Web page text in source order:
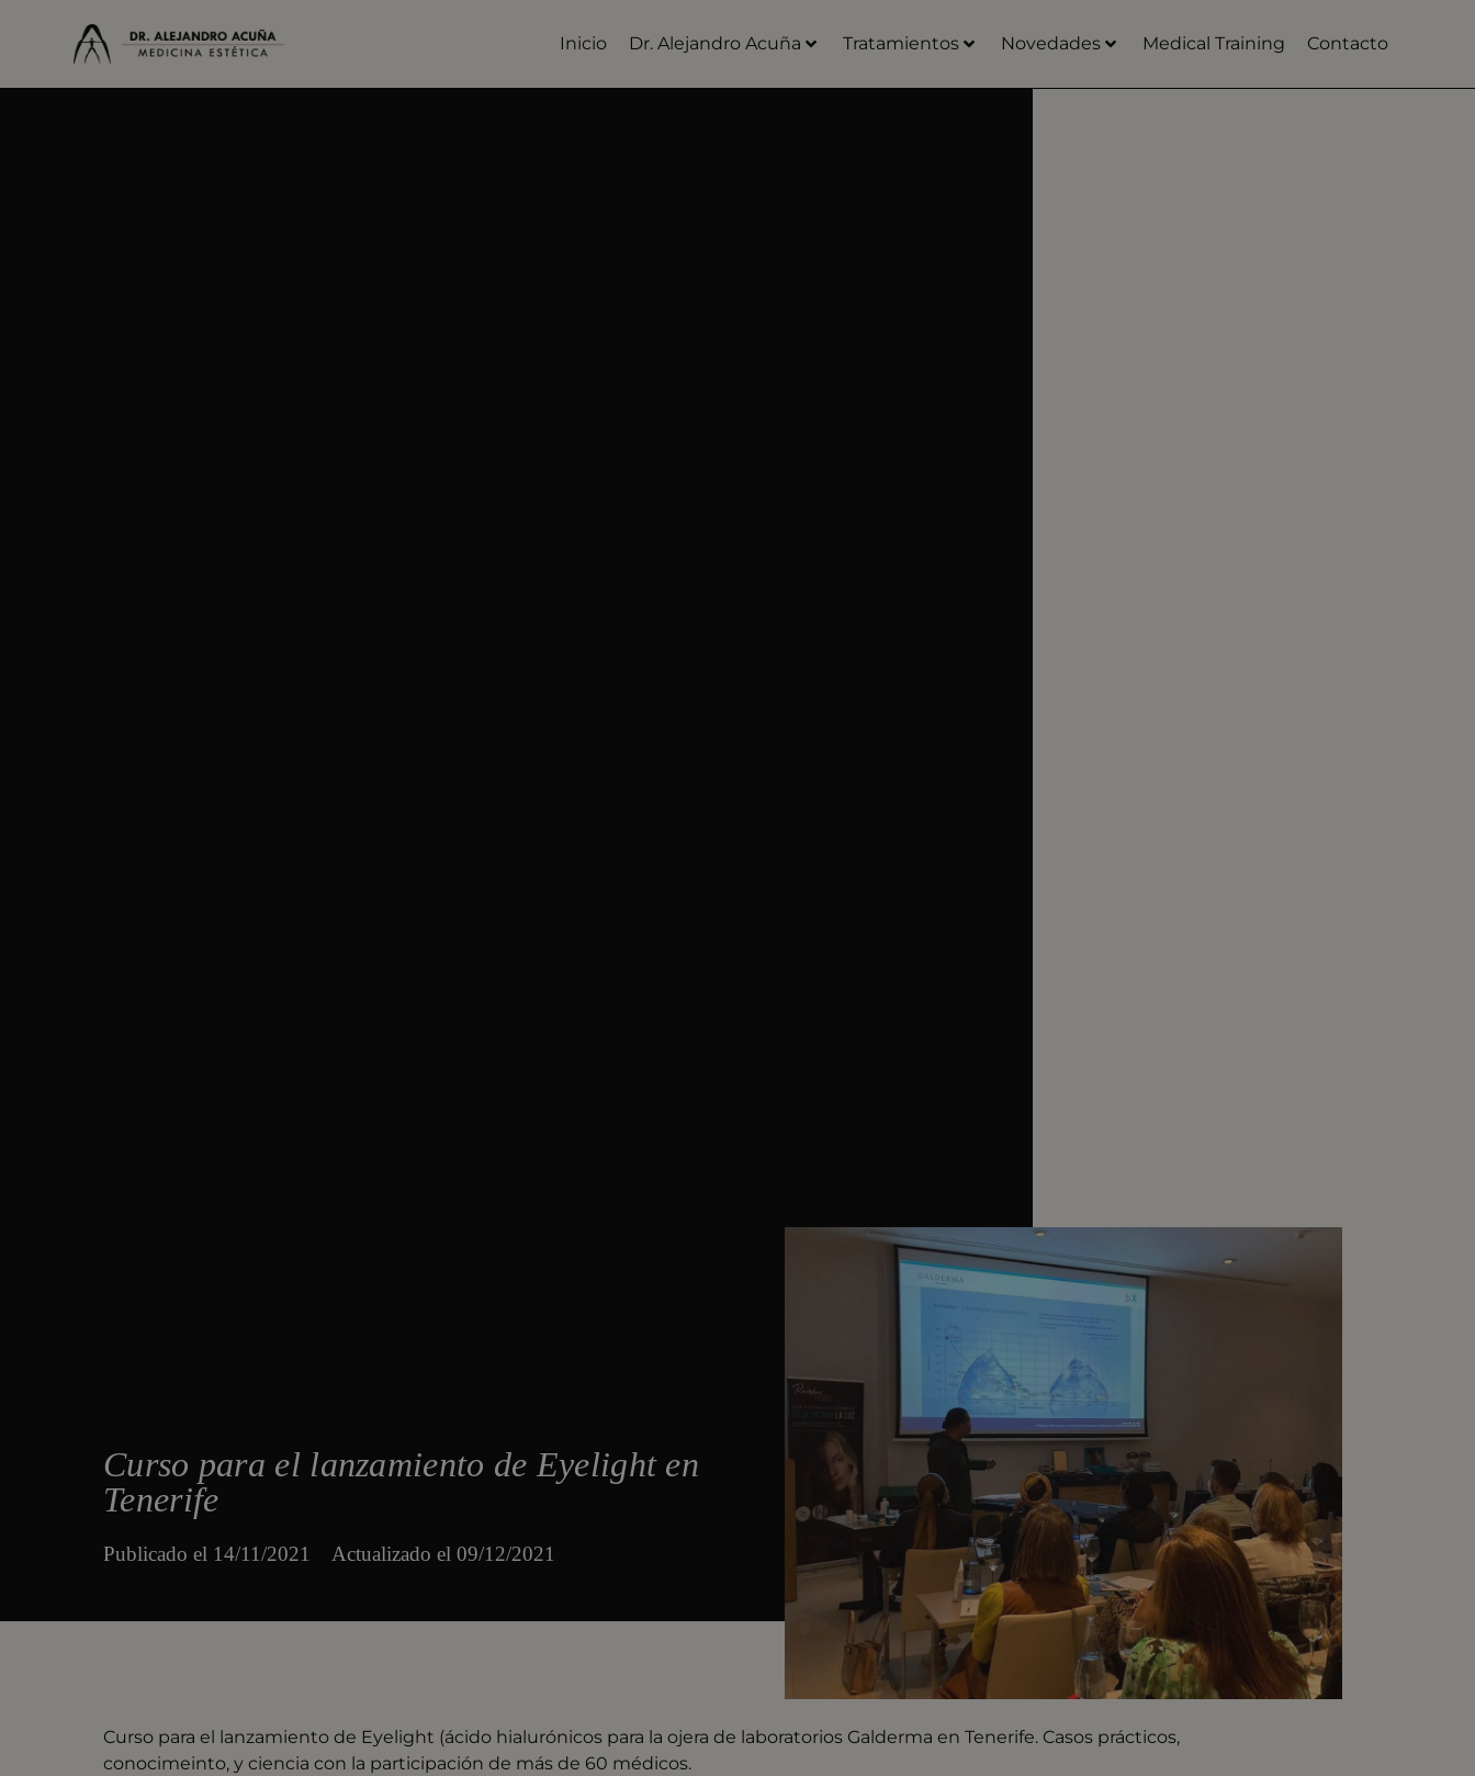
Inicio Dr. Alejandro Acuña Tratamientos Novedades Medical Training Contacto
Curso para el lanzamiento de Eyelight en
Tenerife
Publicado el 14/11/2021 Actualizado el 09/12/2021
Curso para el lanzamiento de Eyelight (ácido hialurónicos para la ojera de laboratorios Galderma en Tenerife. Casos prácticos,
conocimeinto, y ciencia con la participación de más de 60 médicos.